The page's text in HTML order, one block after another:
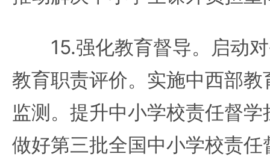
15.强化教育督导。启动对
教育职责评价。实施中西部
监测。提升中小学校责任督
做好第三批全国中小学校责